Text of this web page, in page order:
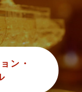
ン・